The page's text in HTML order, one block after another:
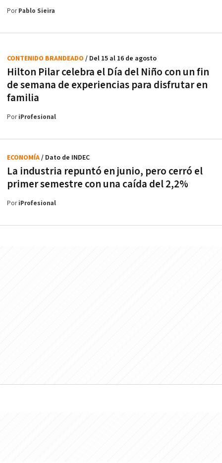
PorPablo Sieira
Hilton Pilar celebra el Día del Niño con un fin
de semana de experiencias para disfrutar en
familia
CONTENIDO BRANDEADO / Del 15 al 16 de agosto
PoriProfesional
La industria repuntó en junio, pero cerró el
primer semestre con una caída del 2,2%
ECONOMÍA/ Dato de INDEC
PoriProfesional